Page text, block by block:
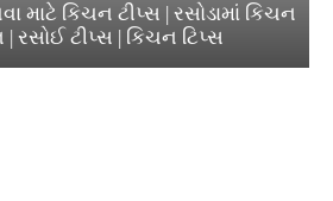
માટે કિચન ટીપ્સ | રસોડામાં કિચન
| રસોઈ ટીપ્સ | કિચન ટિપ્સ